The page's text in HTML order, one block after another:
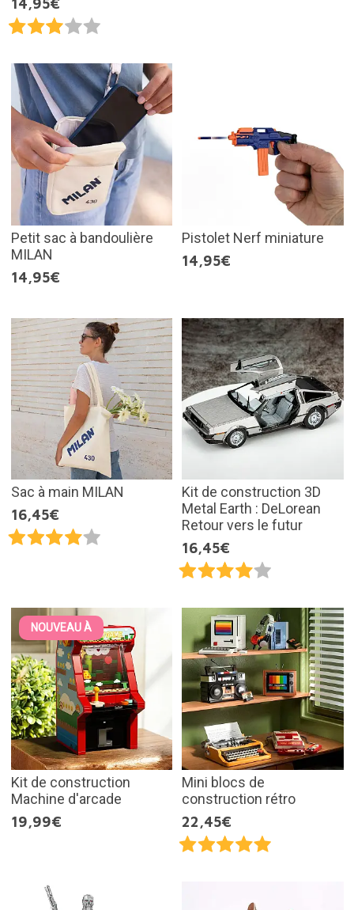
14,95€
Petit sac à bandoulière
MILAN
14,95€
Pistolet Nerf miniature
14,95€
Sac à main MILAN
16,45€
Kit de construction 3D
Metal Earth : DeLorean
Retour vers le futur
16,45€
NOUVEAU À
Kit de construction
Machine d'arcade
19,99€
Mini blocs de
construction rétro
22,45€